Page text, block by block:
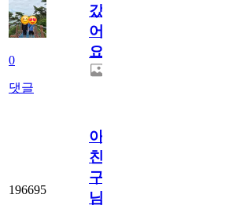
0
댓글
갔
어
요.
196695
아.
친
구
님